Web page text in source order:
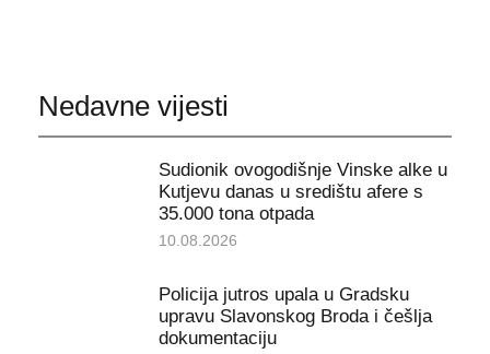
Nedavne vijesti
Sudionik ovogodišnje Vinske alke u
Kutjevu danas u središtu afere s
35.000 tona otpada
10.08.2026
Policija jutros upala u Gradsku
upravu Slavonskog Broda i češlja
dokumentaciju